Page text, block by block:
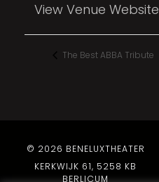
View Venue Website
The Best ABBA Tribute
© 2026 BENELUXTHEATER
KERKWIJK 61, 5258 KB
BERLICUM